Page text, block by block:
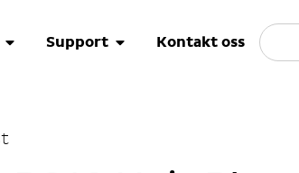
Support Kontakt oss